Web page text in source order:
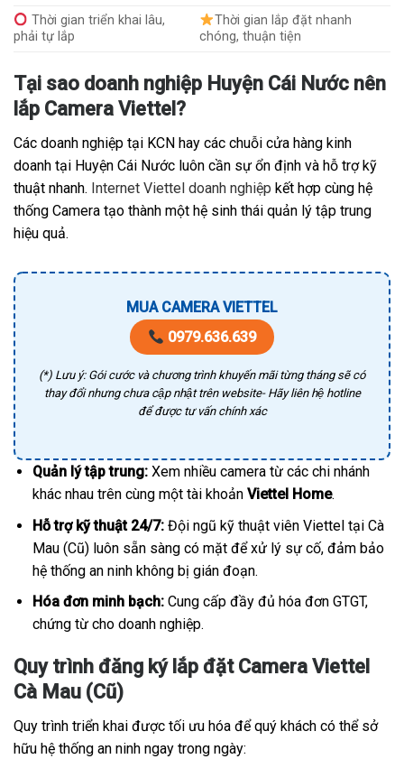
Thời gian triển khai lâu,
phải tự lắp
Thời gian lắp đặt nhanh
chóng, thuận tiện
Tại sao doanh nghiệp Huyện Cái Nước nên
lắp Camera Viettel?
Các doanh nghiệp tại KCN hay các chuỗi cửa hàng kinh
doanh tại Huyện Cái Nước luôn cần sự ổn định và hỗ trợ kỹ
thuật nhanh. Internet Viettel doanh nghiệp kết hợp cùng hệ
thống Camera tạo thành một hệ sinh thái quản lý tập trung
hiệu quả.
MUA CAMERA VIETTEL
0979.636.639
(*) Lưu ý: Gói cước và chương trình khuyến mãi từng tháng sẽ có
thay đổi nhưng chưa cập nhật trên website- Hãy liên hệ hotline
để được tư vấn chính xác
Quản lý tập trung:Xem nhiều camera từ các chi nhánh
khác nhau trên cùng một tài khoản Viettel Home.
Hỗ trợ kỹ thuật 24/7:Đội ngũ kỹ thuật viên Viettel tại Cà
Mau (Cũ) luôn sẵn sàng có mặt để xử lý sự cố, đảm bảo
hệ thống an ninh không bị gián đoạn.
Hóa đơn minh bạch:Cung cấp đầy đủ hóa đơn GTGT,
chứng từ cho doanh nghiệp.
Quy trình đăng ký lắp đặt Camera Viettel
Cà Mau (Cũ)
Quy trình triển khai được tối ưu hóa để quý khách có thể sở
hữu hệ thống an ninh ngay trong ngày: